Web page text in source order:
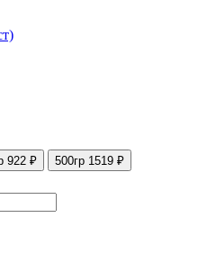
922 ₽ 500гр 1519 ₽